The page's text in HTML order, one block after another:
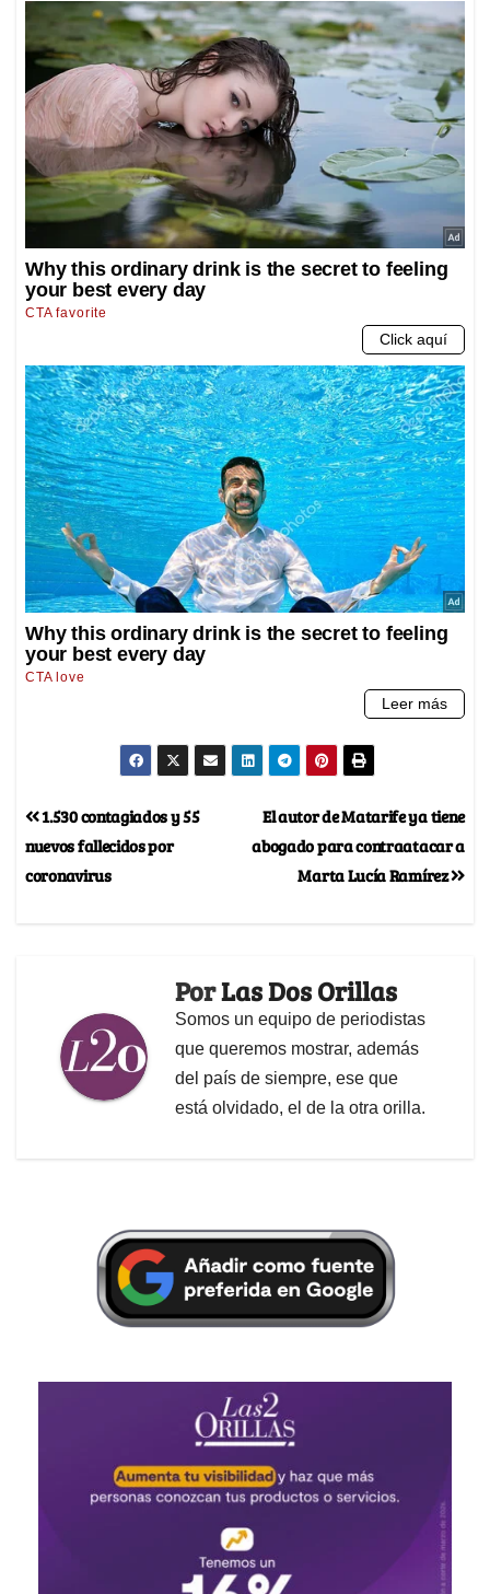
El autor de Matarife ya tiene
abogado para contraatacar a
Marta Lucía Ramírez
1.530 contagiados y 55
nuevos fallecidos por
coronavirus
PorLas Dos Orillas
Somos un equipo de periodistas
que queremos mostrar, además
del país de siempre, ese que
está olvidado, el de la otra orilla.